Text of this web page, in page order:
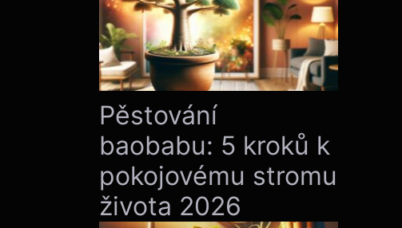
Pěstování
baobabu: 5 kroků k
pokojovému stromu
života 2026